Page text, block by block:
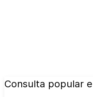
Consulta popular